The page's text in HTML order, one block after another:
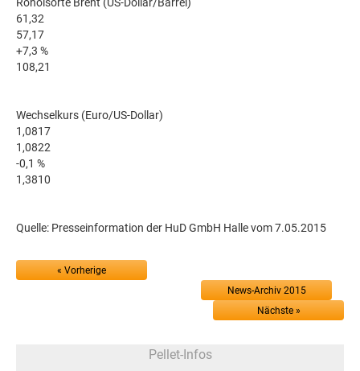
61,32
57,17
+7,3 %
108,21
Wechselkurs (Euro/US-Dollar)
1,0817
1,0822
-0,1 %
1,3810
Quelle: Presseinformation der HuD GmbH Halle vom 7.05.2015
« Vorherige
News-Archiv 2015
Nächste »
Pellet-Infos